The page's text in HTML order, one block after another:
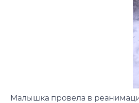
Малышка провела в